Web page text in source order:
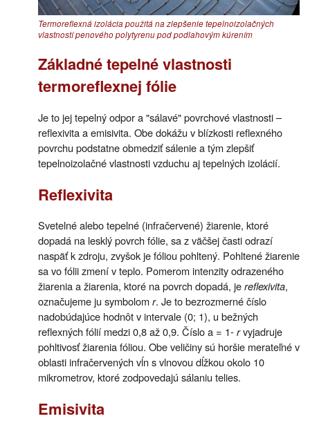
Termoreflexná izolácia použitá na zlepšenie tepelnoizolačných
vlastností penového polytyrenu pod podlahovým kúrením
Základné tepelné vlastnosti
termoreflexnej fólie
Je to jej tepelný odpor a "sálavé" povrchové vlastnosti –
reflexivita a emisivita. Obe dokážu v blízkosti reflexného
povrchu podstatne obmedziť sálenie a tým zlepšiť
tepelnoizolačné vlastnosti vzduchu aj tepelných izolácií.
Reflexivita
Svetelné alebo tepelné (infračervené) žiarenie, ktoré
dopadá na lesklý povrch fólie, sa z väčšej časti odrazí
naspäť k zdroju, zvyšok je fóliou pohltený. Pohltené žiarenie
sa vo fólii zmení v teplo. Pomerom intenzity odrazeného
žiarenia a žiarenia, ktoré na povrch dopadá, jereflexivita,
označujeme ju symbolomr. Je to bezrozmerné číslo
nadobúdajúce hodnôt v intervale (0; 1), u bežných
reflexných fólií medzi 0,8 až 0,9. Číslo a = 1-rvyjadruje
pohltivosť žiarenia fóliou. Obe veličiny sú horšie merateľné v
oblasti infračervených vĺn s vlnovou dĺžkou okolo 10
mikrometrov, ktoré zodpovedajú sálaniu telies.
Emisivita